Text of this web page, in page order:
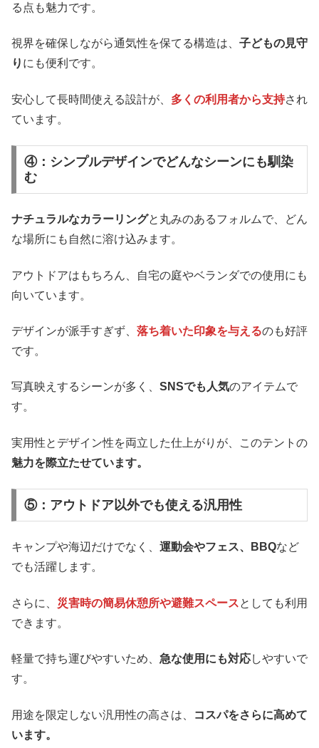
る点も魅力です。
視界を確保しながら通気性を保てる構造は、 子どもの見守
り にも便利です。
安心して長時間使える設計が、 多くの利用者から支持され
ています。
④：シンプルデザインでどんなシーンにも馴染
む
ナチュラルなカラーリングと丸みのあるフォルムで、どん
な場所にも自然に溶け込みます。
アウトドアはもちろん、自宅の庭やベランダでの使用にも
向いています。
デザインが派手すぎず、 落ち着いた印象を与えるのも好評
です。
写真映えするシーンが多く、 SNSでも人気のアイテムで
す。
実用性とデザイン性を両立した仕上がりが、このテントの
魅力を際立たせています。
⑤：アウトドア以外でも使える汎用性
キャンプや海辺だけでなく、 運動会やフェス、BBQなど
でも活躍します。
さらに、 災害時の簡易休憩所や避難スペースとしても利用
できます。
軽量で持ち運びやすいため、 急な使用にも対応しやすいで
す。
用途を限定しない汎用性の高さは、
コスパをさらに高めて
います。